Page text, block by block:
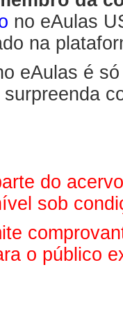
no eAulas
na
eAulas é
surpreenda
do
sob
o público